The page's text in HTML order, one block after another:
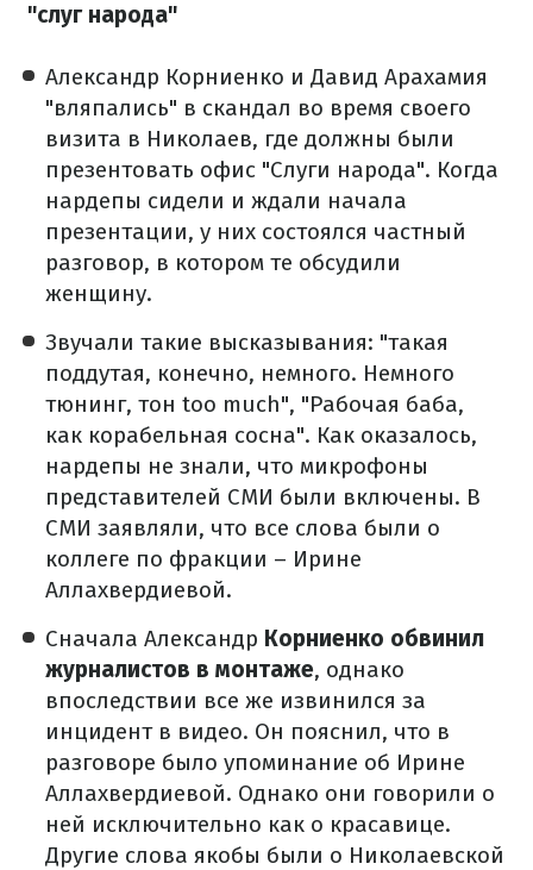
"слуг народа"
Александр Корниенко и Давид Арахамия
"вляпались" в скандал во время своего
визита в Николаев, где должны были
презентовать офис "Слуги народа". Когда
нардепы сидели и ждали начала
презентации, у них состоялся частный
разговор, в котором те обсудили
женщину.
Звучали такие высказывания: "такая
поддутая, конечно, немного. Немного
тюнинг, тон too much", "Рабочая баба,
как корабельная сосна". Как оказалось,
нардепы не знали, что микрофоны
представителей СМИ были включены. В
СМИ заявляли, что все слова были о
коллеге по фракции – Ирине
Аллахвердиевой.
Сначала Александр Корниенко обвинил
журналистов в монтаже, однако
впоследствии все же извинился за
инцидент в видео. Он пояснил, что в
разговоре было упоминание об Ирине
Аллахвердиевой. Однако они говорили о
ней исключительно как о красавице.
Другие слова якобы были о Николаевской